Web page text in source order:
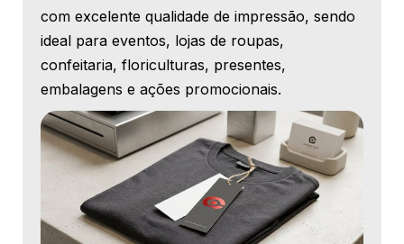
com excelente qualidade de impressão, sendo
ideal para eventos, lojas de roupas,
confeitaria, floriculturas, presentes,
embalagens e ações promocionais.